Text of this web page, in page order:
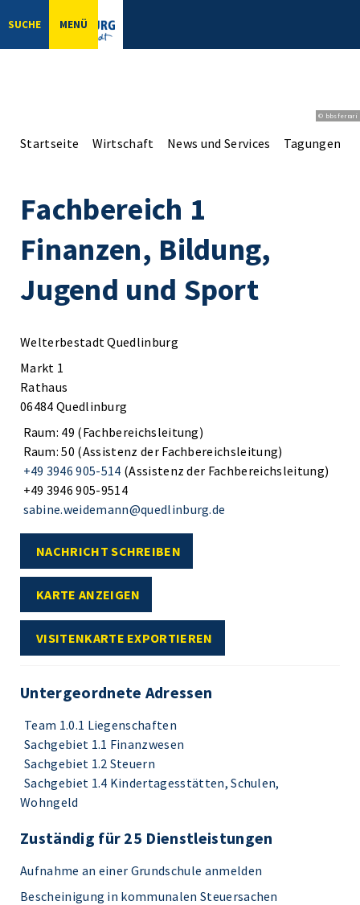
SUCHE MENÜ
© bbsferrari
Startseite Wirtschaft News und Services Tagungen
Fachbereich 1
Finanzen, Bildung,
Jugend und Sport
Welterbestadt Quedlinburg
Markt 1
Rathaus
06484 Quedlinburg
Raum: 49 (Fachbereichsleitung)
Raum: 50 (Assistenz der Fachbereichsleitung)
+49 3946 905-514 (Assistenz der Fachbereichsleitung)
+49 3946 905-9514
sabine.weidemann@quedlinburg.de
NACHRICHT SCHREIBEN
KARTE ANZEIGEN
VISITENKARTE EXPORTIEREN
Untergeordnete Adressen
Team 1.0.1 Liegenschaften
Sachgebiet 1.1 Finanzwesen
Sachgebiet 1.2 Steuern
Sachgebiet 1.4 Kindertagesstätten, Schulen,
Wohngeld
Zuständig für 25 Dienstleistungen
Aufnahme an einer Grundschule anmelden
Bescheinigung in kommunalen Steuersachen